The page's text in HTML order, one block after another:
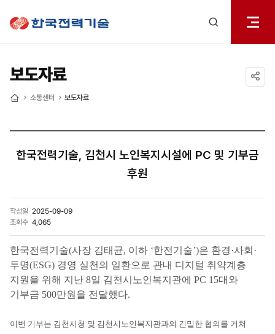
열기
보도자료
소통센터 보도자료
한국전력기술, 김천시 노인복지시설에 PC 및 기부금
후원
작성일 2025-09-09
조회수 4,065
한국전력기술(사장 김태균, 이하 ‘한전기술’)은 환경·사회·
투명(ESG) 경영 실천의 일환으로 관내 디지털 취약계층
지원을 위해 지난 8일 김천시노인복지관에 PC 15대와
기부금 500만원을 전달했다.
이번 기부는 김천시청 및 김천시노인복지관과의 긴밀한 협의를 거쳐